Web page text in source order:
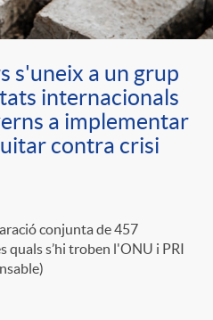
s'uneix a un grup
internacionals
a implementar
contra crisi
conjunta de 457
s’hi troben l'ONU i PRI